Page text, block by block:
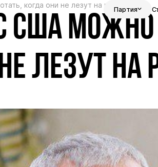
Партия
когда они не лезут на рожон
США МОЖНО
ЛЕЗУТ НА